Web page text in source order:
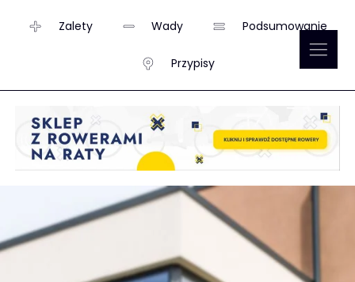
Zalety Wady Podsumowanie
Przypisy